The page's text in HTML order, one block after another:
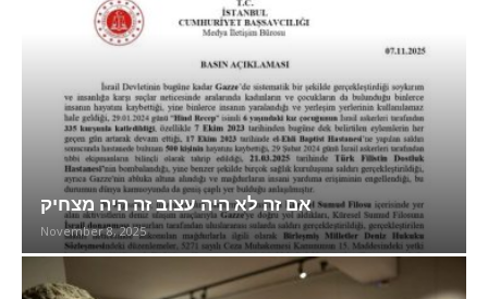
אם זה לא היה עצוב זה היה מצחיק
November 8, 2025